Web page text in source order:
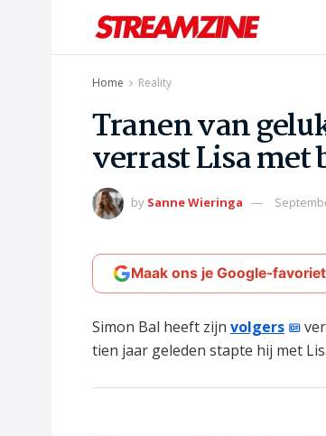
Home Reality
Tranen van
verrast Lisa met
by Sanne Wieringa
Maak ons je Google-favoriet
Simon Bal heeft zijn volgers
tien jaar geleden stapte hij met